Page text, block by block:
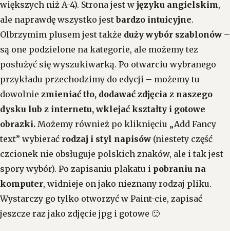
większych niż A-4). Strona jest w języku angielskim,
ale naprawdę wszystko jestbardzo intuicyjne.
Olbrzymim plusem jest także duży wybór szablonów –
są one podzielone na kategorie, ale możemy tez
posłużyć się wyszukiwarką. Po otwarciu wybranego
przykładu przechodzimy do edycji – możemy tu
dowolnie zmieniać tło, dodawać zdjęcia z naszego
dysku lub z internetu, wklejać kształty i gotowe
obrazki. Możemy również po kliknięciu „Add Fancy
text” wybierać rodzaj i styl napisów (niestety część
czcionek nie obsługuje polskich znaków, ale i tak jest
spory wybór). Po zapisaniu plakatu i pobraniu na
komputer, widnieje on jako nieznany rodzaj pliku.
Wystarczy go tylko otworzyć w Paint-cie, zapisać
jeszcze raz jako zdjęcie jpg i gotowe 🙂